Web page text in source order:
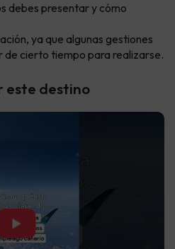
debes presentar y cómo
ya que algunas gestiones
de cierto tiempo para realizarse.
este destino
▶